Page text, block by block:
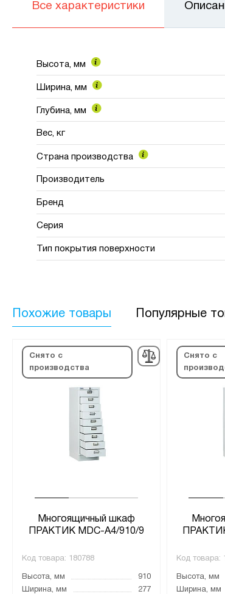
Все характеристики
Высота, мм
Ширина, мм
Глубина, мм
Вес, кг
Страна производства
Производитель
Бренд
Серия
Тип покрытия поверхности
Похожие товары Популярные
Снято с
производства
Многоящичный шкаф
ПРАКТИК MDC-A4/910/9
Код товара: 180788
Высота, мм
910
Ширина, мм
277
Снято с
Код товара:
Высота, мм
Ширина, мм